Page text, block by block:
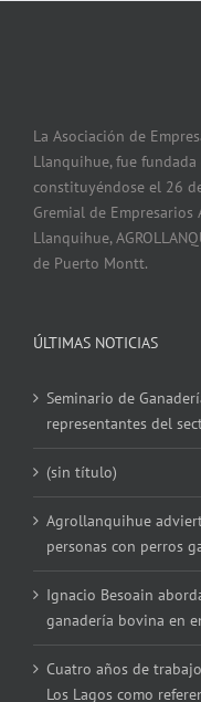
La Asociación de
Llanquihue, fue
constituyéndose el 26
Gremial de
Llanquihue,
de Puerto Montt.
ÚLTIMAS NOTICIAS
Seminario de
representantes del
(sin título)
Agrollanquihue
personas con perros
Ignacio Besoain
ganadería bovina en
Cuatro años de
Los Lagos como